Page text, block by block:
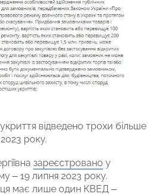
відведено трохи більше
року.
зареєстровано у
– 19 липня 2023 року.
має лише один КВЕД –